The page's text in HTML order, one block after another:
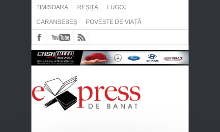
TIMIȘOARA REȘIȚA LUGOJ
CARANSEBEȘ POVESTE DE VIAȚĂ